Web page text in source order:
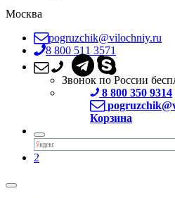
Москва
pogruzchik@vilochniy.ru
8 800 511 3571
Звонок по России
8 800 350 9314
Корзина
2